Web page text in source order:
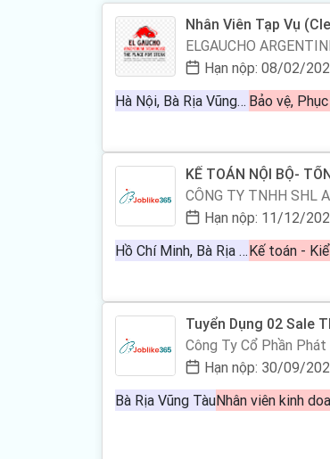
Nhân Viên Tạp Vụ
ELGAUCHO
Hạn nộp: 08/02/
Hà Nội, Bà Rịa Vũng Tàu
KẾ TOÁN NỘI BỘ-
CÔNG TY TNHH SHL
Hạn nộp: 11/12/
Hồ Chí Minh, Bà Rịa Vũng TàuKế toán -
Tuyển Dụng 02 Sale
Công Ty Cổ Phần
Hạn nộp: 30/09/
Bà Rịa Vũng Tàu